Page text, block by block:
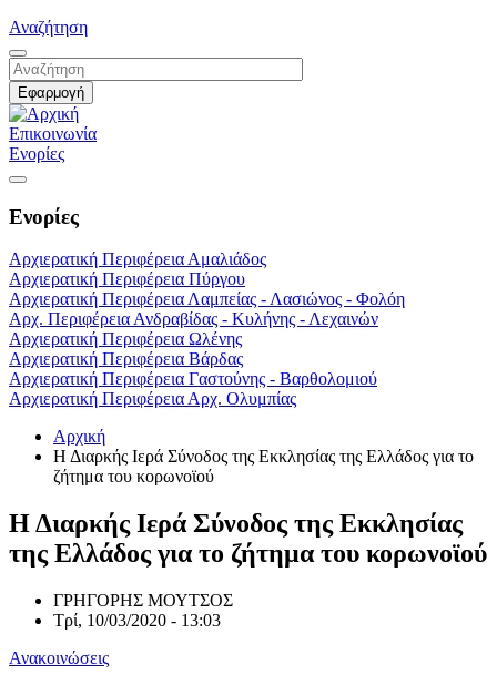
Αναζήτηση
Επικοινωνία
Ενορίες
Ενορίες
Αρχιερατική Περιφέρεια Αμαλιάδος
Αρχιερατική Περιφέρεια Πύργου
Αρχιερατική Περιφέρεια Λαμπείας - Λασιώνος - Φολόη
Αρχ. Περιφέρεια Ανδραβίδας - Κυλήνης - Λεχαινών
Αρχιερατική Περιφέρεια Ωλένης
Αρχιερατική Περιφέρεια Βάρδας
Αρχιερατική Περιφέρεια Γαστούνης - Βαρθολομιού
Αρχιερατική Περιφέρεια Αρχ. Ολυμπίας
Αρχική
Η Διαρκής Ιερά Σύνοδος της Εκκλησίας της Ελλάδος για το
ζήτημα του κορωνοϊού
Η Διαρκής Ιερά Σύνοδος της Εκκλησίας
της Ελλάδος για το ζήτημα του κορωνοϊού
ΓΡΗΓΟΡΗΣ ΜΟΥΤΣΟΣ
Τρί, 10/03/2020 - 13:03
Ανακοινώσεις